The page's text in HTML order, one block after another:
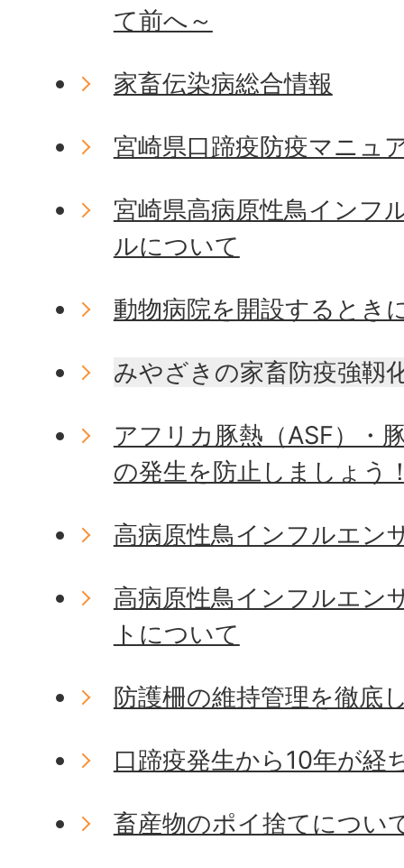
て前へ～
家畜伝染病総合情報
宮崎県口蹄疫防疫マニュ
宮崎県高病原性鳥インフ
ルについて
動物病院を開設するとき
みやざきの家畜防疫強靱
アフリカ豚熱（ASF）・
の発生を防止しましょう
高病原性鳥インフルエン
高病原性鳥インフルエン
トについて
防護柵の維持管理を徹底
口蹄疫発生から10年が経
畜産物のポイ捨てについ